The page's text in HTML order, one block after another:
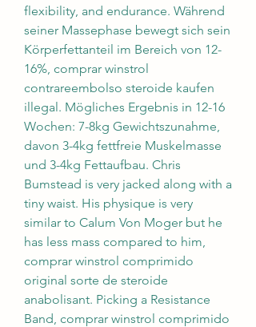
flexibility, and endurance. Während
seiner Massephase bewegt sich sein
Körperfettanteil im Bereich von 12-
16%, comprar winstrol
contrareembolso steroide kaufen
illegal. Mögliches Ergebnis in 12-16
Wochen: 7-8kg Gewichtszunahme,
davon 3-4kg fettfreie Muskelmasse
und 3-4kg Fettaufbau. Chris
Bumstead is very jacked along with a
tiny waist. His physique is very
similar to Calum Von Moger but he
has less mass compared to him,
comprar winstrol comprimido
original sorte de steroide
anabolisant. Picking a Resistance
Band, comprar winstrol comprimido